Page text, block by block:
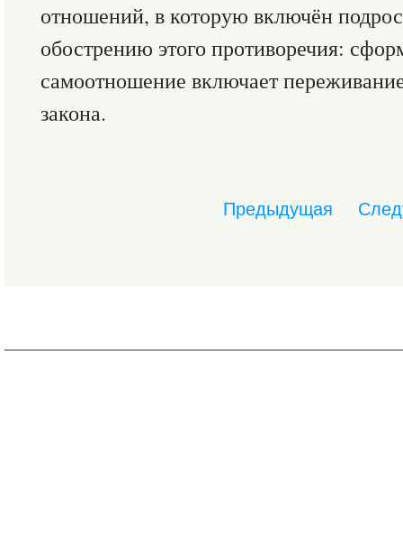
отношений, в которую включён
обострению этого противоречия:
самоотношение включает
закона.
Предыдущая